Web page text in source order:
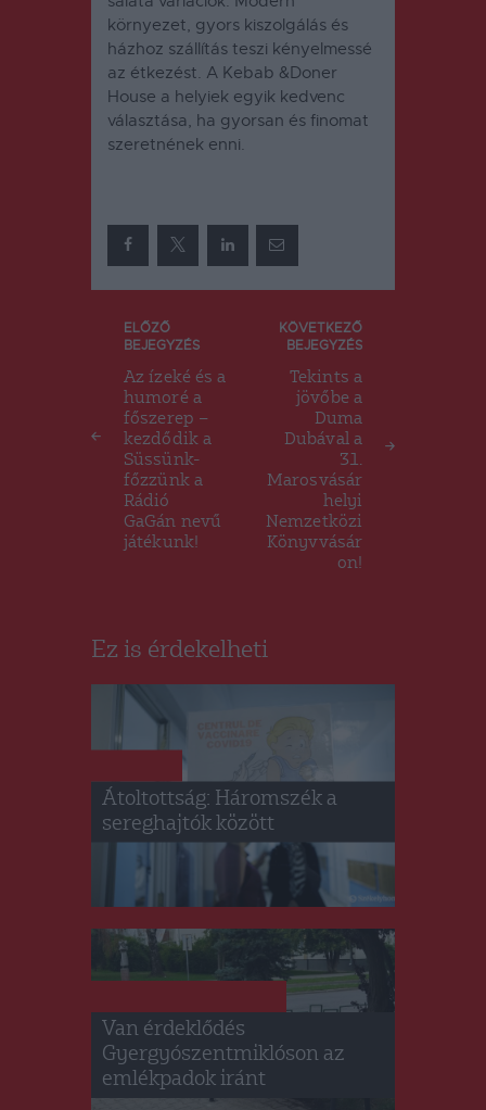
környezet, gyors kiszolgálás és
házhoz szállítás teszi kényelmessé
az étkezést. A Kebab &Doner
House a helyiek egyik kedvenc
választása, ha gyorsan és finomat
szeretnének enni.
Bejegyzés
navigáció
ELŐZŐ
BEJEGYZÉS
Az ízeké és a
humoré a
főszerep –
kezdődik a
Süssünk-
főzzünk a
Rádió
GaGán nevű
játékunk!
KÖVETKEZŐ
BEJEGYZÉS
Tekints a
jövőbe a
Duma
Dubával a
31.
Marosvásár
helyi
Nemzetközi
Könyvvásár
on!
Ez is érdekelheti
Átoltottság: Háromszék a
sereghajtók között
Van érdeklődés
Gyergyószentmiklóson az
emlékpadok iránt